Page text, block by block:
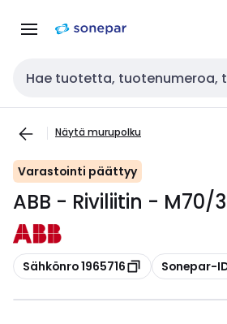
navigointiinsisältöön
Haku
Näytä murupolku
Varastointi päättyy
ABB - Riviliitin - M70/
Kopioi
Sähkönro 1965716 Kopioi
Sonepar-